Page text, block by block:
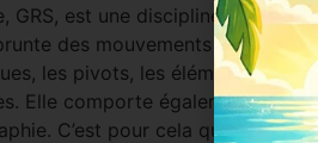
GRS, est une discipline orientée
des mouvements de la
les pivots, les éléments de
Elle comporte également
C’est pour cela qu’elle se